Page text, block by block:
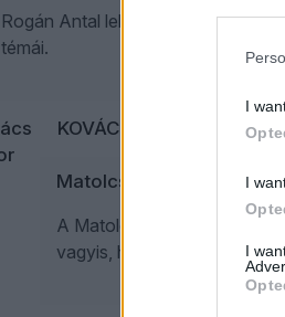
I
I
I
Rogán Antal lekerült az amerikai
témái.
KOVÁCS TIBOR 14
Matolcsy, a
A Matolcsy család körül
vagyis, hogy azok jobban